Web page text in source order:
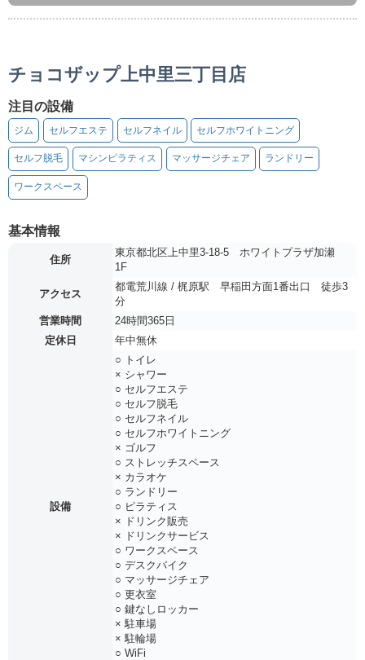
チョコザップ上中里三丁目店
注目の設備
ジム セルフエステ セルフネイル セルフホワイトニング
セルフ脱毛 マシンピラティス マッサージチェア ランドリー
ワークスペース
基本情報
住所
東京都北区上中里3-18-5 ホワイトプラザ加瀬
1F
アクセス
都電荒川線 / 梶原駅 早稲田方面1番出口 徒歩3
分
営業時間
24時間365日
定休日
年中無休
設備
○ トイレ
× シャワー
○ セルフエステ
○ セルフ脱毛
○ セルフネイル
○ セルフホワイトニング
× ゴルフ
○ ストレッチスペース
× カラオケ
○ ランドリー
○ ピラティス
× ドリンク販売
× ドリンクサービス
○ ワークスペース
○ デスクバイク
○ マッサージチェア
○ 更衣室
○ 鍵なしロッカー
× 駐車場
× 駐輪場
○ WiFi